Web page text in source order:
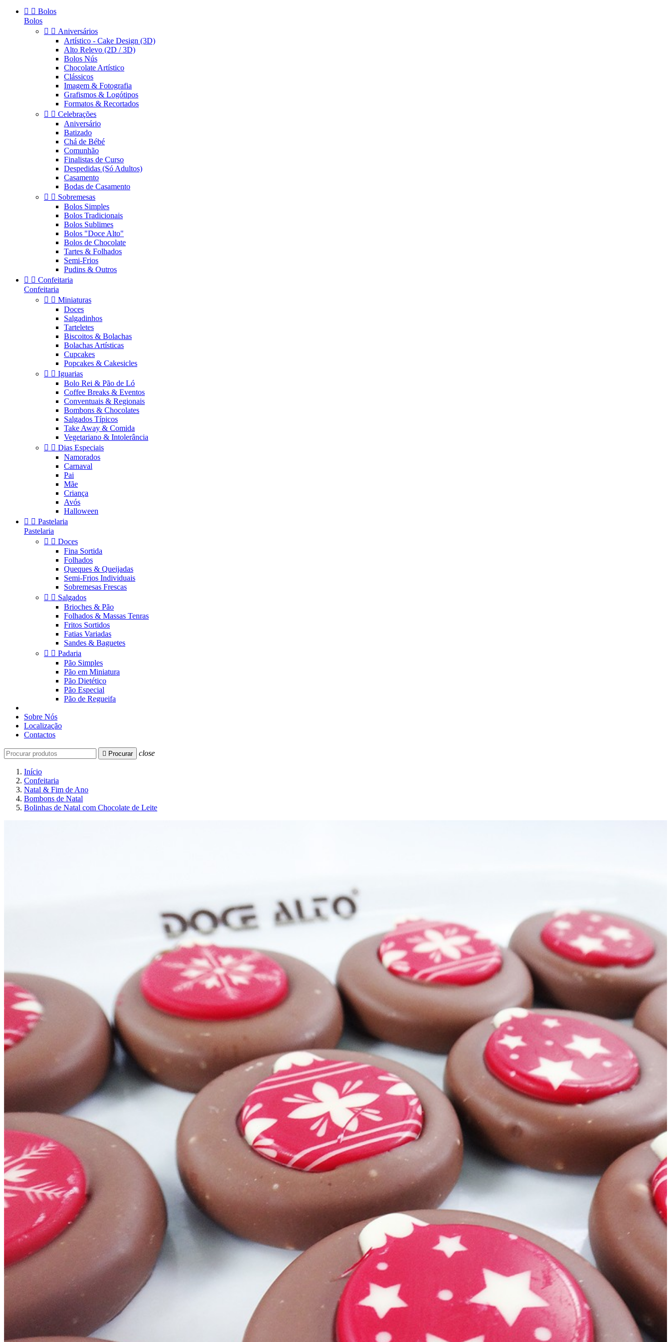
  Bolos
Bolos
  Aniversários
Artístico - Cake Design (3D)
Alto Relevo (2D / 3D)
Bolos Nús
Chocolate Artístico
Clássicos
Imagem & Fotografia
Grafismos & Logótipos
Formatos & Recortados
  Celebrações
Aniversário
Batizado
Chá de Bébé
Comunhão
Finalistas de Curso
Despedidas (Só Adultos)
Casamento
Bodas de Casamento
  Sobremesas
Bolos Simples
Bolos Tradicionais
Bolos Sublimes
Bolos "Doce Alto"
Bolos de Chocolate
Tartes & Folhados
Semi-Frios
Pudins & Outros
  Confeitaria
Confeitaria
  Miniaturas
Doces
Salgadinhos
Tarteletes
Biscoitos & Bolachas
Bolachas Artísticas
Cupcakes
Popcakes & Cakesicles
  Iguarias
Bolo Rei & Pão de Ló
Coffee Breaks & Eventos
Conventuais & Regionais
Bombons & Chocolates
Salgados Típicos
Take Away & Comida
Vegetariano & Intolerância
  Dias Especiais
Namorados
Carnaval
Pai
Mãe
Criança
Avós
Halloween
  Pastelaria
Pastelaria
  Doces
Fina Sortida
Folhados
Queques & Queijadas
Semi-Frios Individuais
Sobremesas Frescas
  Salgados
Brioches & Pão
Folhados & Massas Tenras
Fritos Sortidos
Fatias Variadas
Sandes & Baguetes
  Padaria
Pão Simples
Pão em Miniatura
Pão Dietético
Pão Especial
Pão de Regueifa
Sobre Nós
Localização
Contactos
 Procurar close
Início
Confeitaria
Natal & Fim de Ano
Bombons de Natal
Bolinhas de Natal com Chocolate de Leite